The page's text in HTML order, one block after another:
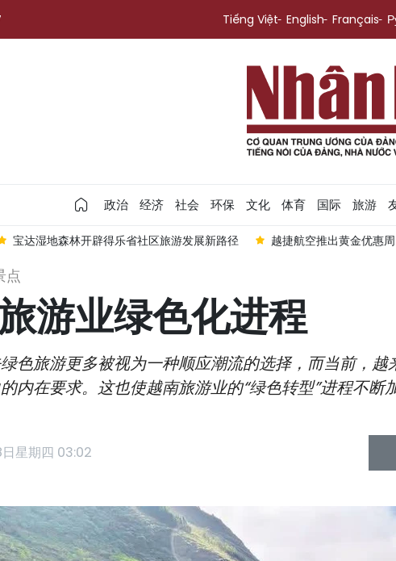
Tiếng Việt English Français
政治 经济 社会 环保 文化 体育 国际 旅游
宝达湿地森林开辟得乐省社区旅游发展新路径 越捷航空推出黄金优惠
点
游业绿色化进程
色旅游更多被视为一种顺应潮流的选择，而当前，
内在要求。这也使越南旅游业的“绿色转型”进程不断
星期四 03:02